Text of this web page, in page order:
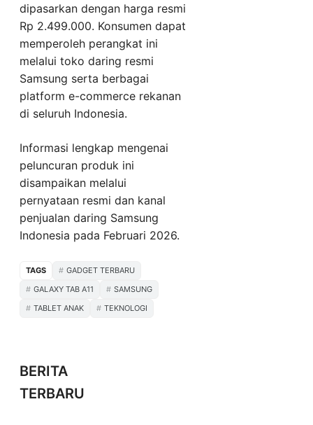
dipasarkan dengan harga resmi
Rp 2.499.000. Konsumen dapat
memperoleh perangkat ini
melalui toko daring resmi
Samsung serta berbagai
platform e-commerce rekanan
di seluruh Indonesia.
Informasi lengkap mengenai
peluncuran produk ini
disampaikan melalui
pernyataan resmi dan kanal
penjualan daring Samsung
Indonesia pada Februari 2026.
TAGS
GADGET TERBARU
GALAXY TAB A11
SAMSUNG
TABLET ANAK
TEKNOLOGI
BERITA
TERBARU